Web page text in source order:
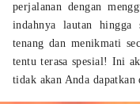
perjalanan dengan
indahnya lautan
tenang dan menikmati
tentu terasa spesial! Ini
tidak akan Anda